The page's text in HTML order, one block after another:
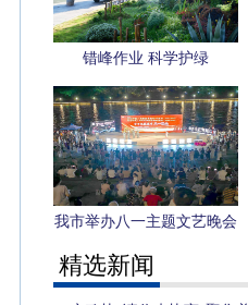
错峰作业 科学护绿
我市举办八一主题文艺晚会
精选新闻